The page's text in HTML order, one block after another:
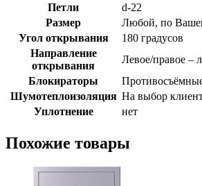
Петли
d-22
Размер
Любой, по
Угол открывания
180 градусов
Направление
открывания
Левое/правое –
Блокираторы
Шумотеплоизоляция На выбор
Уплотнение
нет
Похожие товары